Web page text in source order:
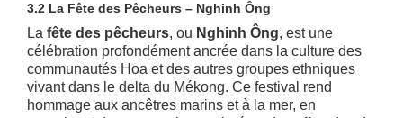
3.2 La Fête des Pêcheurs – Nghinh Ông
La fête des pêcheurs, ou Nghinh Ông, est une
célébration profondément ancrée dans la culture des
communautés Hoa et des autres groupes ethniques
vivant dans le delta du Mékong. Ce festival rend
hommage aux ancêtres marins et à la mer, en